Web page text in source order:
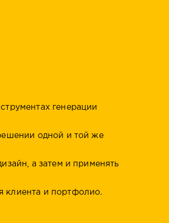
генерации
одной и той же
а затем и применять
клиента и портфолио.